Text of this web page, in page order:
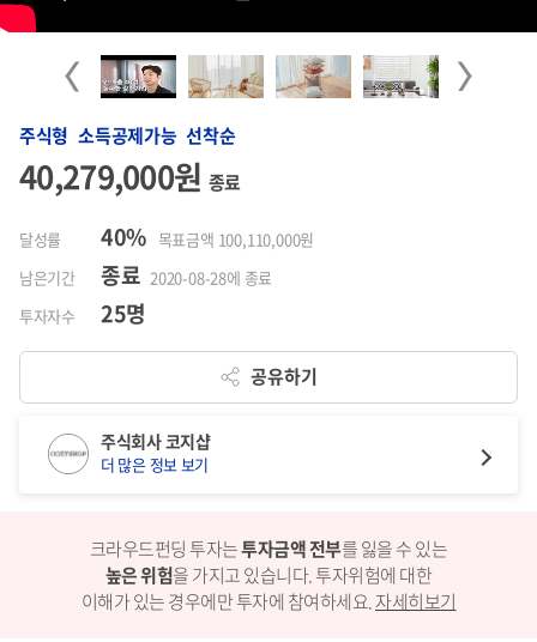
Previous Next
주식형 소득공제가능 선착순
40,279,000원 종료
달성률 40% 목표금액 100,110,000원
남은기간
종료 2020-08-28에 종료
투자자수
25명
공유하기
크라우드펀딩 투자는투자금액 전부를 잃을 수 있는
높은 위험을 가지고 있습니다.투자위험에 대한
이해가 있는 경우에만 투자에 참여하세요.자세히보기
주식회사 코지샵
더 많은 정보 보기